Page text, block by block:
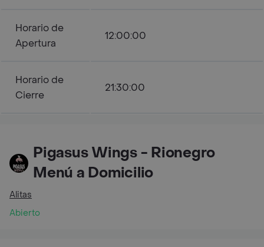
Horario de
Apertura
12:00:00
Horario de
Cierre
21:30:00
Pigasus Wings - Rionegro
Menú a Domicilio
Alitas
Abierto